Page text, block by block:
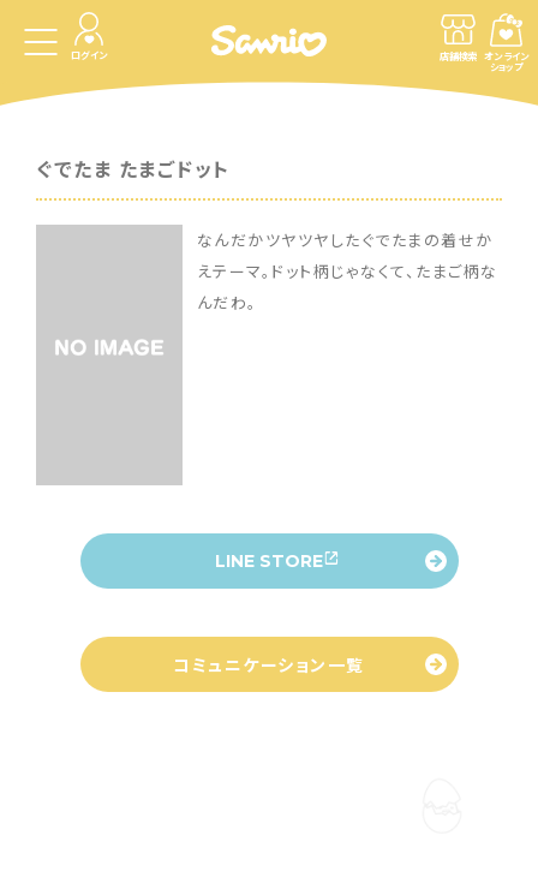
ログイン 店舗検索 オンライン
ショップ
ぐでたま たまごドット
なんだかツヤツヤしたぐでたまの着せか
えテーマ。ドット柄じゃなくて、たまご柄な
んだわ。
LINE STORE
コミュニケーション一覧